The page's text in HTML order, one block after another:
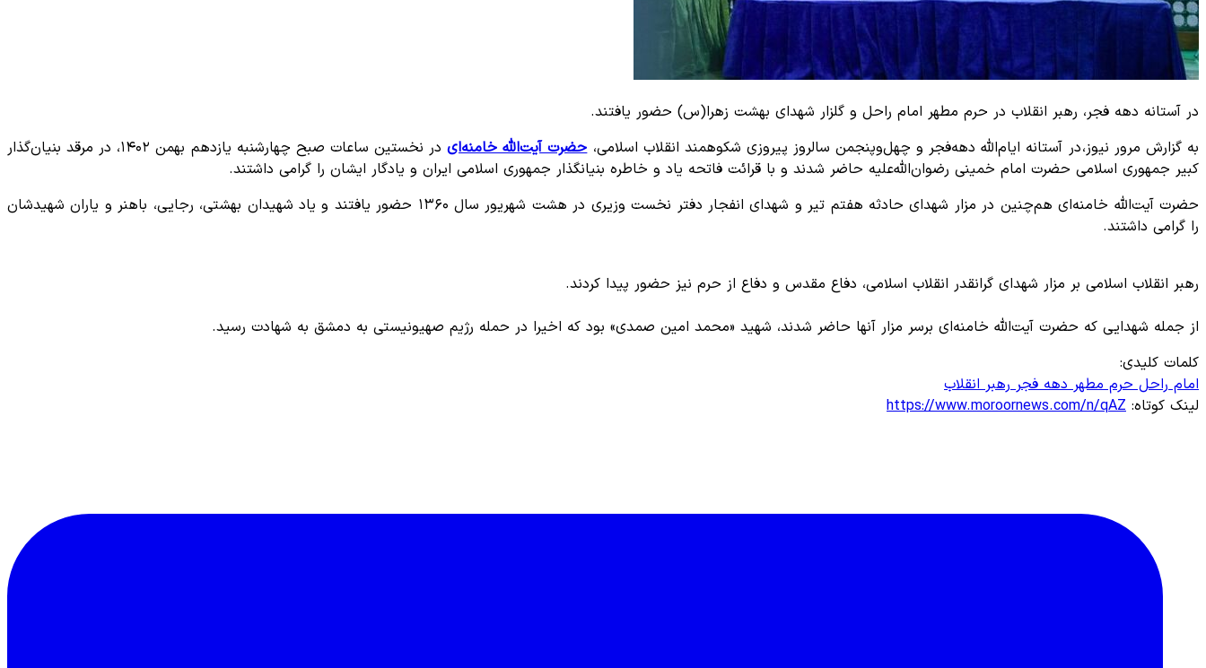
در آستانه دهه فجر، رهبر انقلاب در حرم مطهر امام راحل و گلزار شهدای بهشت زهرا(س) حضور یافتند.
به گزارش مرور نیوز، در آستانه ایام‌الله دهه‌فجر و چهل‌وپنجمن سالروز پیروزی شکوهمند انقلاب اسلامی،حضرت آیت‌الله خامنه‌ای
در نخستین ساعات صبح چهارشنبه یازدهم بهمن‌ ۱۴۰۲، در مرقد بنیان‌گذار
کبیر جمهوری اسلامی حضرت امام خمینی رضوان‌الله‌علیه حاضر شدند و با قرائت فاتحه یاد و خاطره بنیانگذار جمهوری اسلامی ایران و یادگار ایشان را گرامی داشتند.
حضرت آیت‌الله خامنه‌ای هم‌چنین در مزار شهدای حادثه هفتم تیر و شهدای انفجار دفتر نخست وزیری در هشت شهریور سال ۱۳۶۰ حضور یافتند و یاد شهیدان بهشتی، رجایی، باهنر و یاران شهیدشان
را گرامی داشتند.
رهبر انقلاب اسلامی بر مزار شهدای گرانقدر انقلاب اسلامی، دفاع مقدس و دفاع از حرم نیز حضور پیدا کردند.
از جمله شهدایی که حضرت آیت‌الله خامنه‌ای برسر مزار آنها حاضر شدند، شهید «محمد امین صمدی» بود که اخیرا در حمله رژیم صهیونیستی به دمشق به شهادت رسید.
کلمات کلیدی:
امام راحلحرم مطهردهه فجررهبر انقلاب
لینک کوتاه: https://www.moroornews.com/n/qAZ